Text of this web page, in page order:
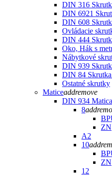
DIN 316
DIN 6921
DIN 608
Ovládacie
DIN 444
Oko, Hák s
Nábytkové
DIN 939
DIN 84
Ostatné skrutky
Maticeaddremove
DIN 934
8add
ZN
A2
10add
ZN
12